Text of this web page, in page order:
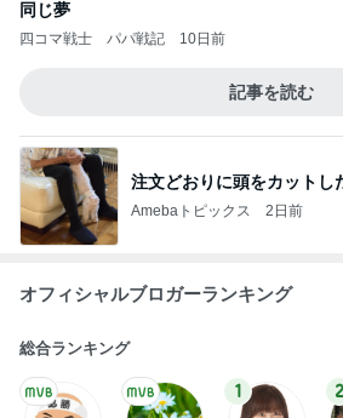
同じ夢
四コマ戦士 パパ戦記 10日前
記事を読む
注文どおりに頭をカットし
Amebaトピックス 2日前
オフィシャルブロガーランキング
総合ランキング
1 2